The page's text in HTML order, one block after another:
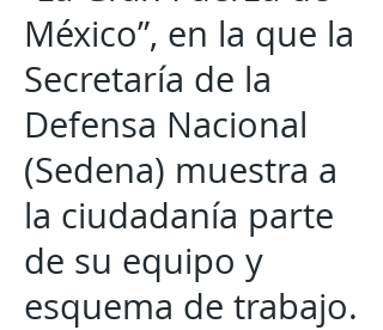
México”, en la que la
Secretaría de la
Defensa Nacional
(Sedena) muestra a
la ciudadanía parte
de su equipo y
esquema de trabajo.